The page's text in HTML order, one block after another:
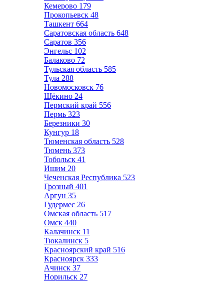
Кемерово 179
Прокопьевск 48
Ташкент 664
Саратовская область 648
Саратов 356
Энгельс 102
Балаково 72
Тульская область 585
Тула 288
Новомосковск 76
Щёкино 24
Пермский край 556
Пермь 323
Березники 30
Кунгур 18
Тюменская область 528
Тюмень 373
Тобольск 41
Ишим 20
Чеченская Республика 523
Грозный 401
Аргун 35
Гудермес 26
Омская область 517
Омск 440
Калачинск 11
Тюкалинск 5
Красноярский край 516
Красноярск 333
Ачинск 37
Норильск 27